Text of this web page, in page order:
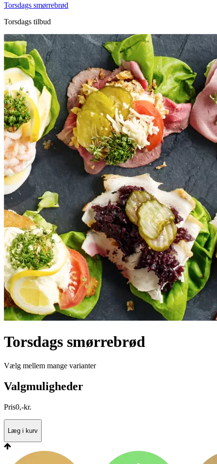
Torsdags smørrebrød
Torsdags tilbud
Torsdags smørrebrød
Vælg mellem mange varianter
Valgmuligheder
Pris0,-kr.
Læg i kurv